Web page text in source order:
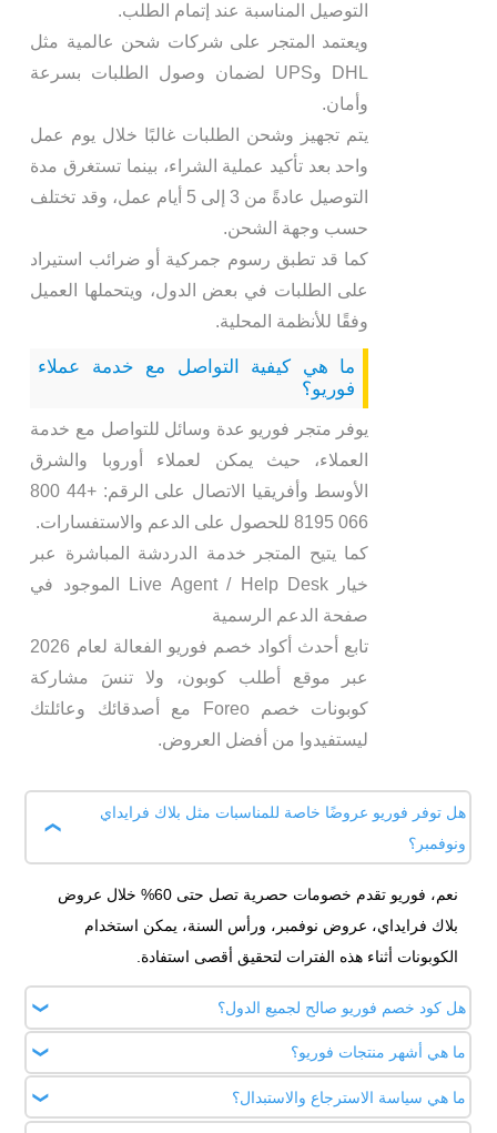
التوصيل المناسبة عند إتمام الطلب.
ويعتمد المتجر على شركات شحن عالمية مثل
DHL وUPS لضمان وصول الطلبات بسرعة
وأمان.
يتم تجهيز وشحن الطلبات غالبًا خلال يوم عمل
واحد بعد تأكيد عملية الشراء، بينما تستغرق مدة
التوصيل عادةً من 3 إلى 5 أيام عمل، وقد تختلف
حسب وجهة الشحن.
كما قد تطبق رسوم جمركية أو ضرائب استيراد
على الطلبات في بعض الدول، ويتحملها العميل
وفقًا للأنظمة المحلية.
ما هي كيفية التواصل مع خدمة عملاء
فوريو؟
يوفر متجر فوريو عدة وسائل للتواصل مع خدمة
العملاء، حيث يمكن لعملاء أوروبا والشرق
الأوسط وأفريقيا الاتصال على الرقم: +44 800
066 8195 للحصول على الدعم والاستفسارات.
كما يتيح المتجر خدمة الدردشة المباشرة عبر
خيار Live Agent / Help Desk الموجود في
صفحة الدعم الرسمية
تابع أحدث أكواد خصم فوريو الفعالة لعام 2026
عبر موقع أطلب كوبون، ولا تنسَ مشاركة
كوبونات خصم Foreo مع أصدقائك وعائلتك
ليستفيدوا من أفضل العروض.
هل توفر فوريو عروضًا خاصة للمناسبات مثل بلاك فرايداي
ونوفمبر؟
نعم، فوريو تقدم خصومات حصرية تصل حتى 60% خلال عروض
بلاك فرايداي، عروض نوفمبر، ورأس السنة، يمكن استخدام
الكوبونات أثناء هذه الفترات لتحقيق أقصى استفادة.
هل كود خصم فوريو صالح لجميع الدول؟
معظم أكواد الخصم صالحة للطلب أونلاين إلى السعودية، الإمارات،
والكويت، ولكن ننصحك بالتأكد من الشروط حسب بلد الشحن قبل
إتمام عملية الدفع.
ما هي أشهر منتجات فوريو؟
ما هي سياسة الاسترجاع والاستبدال؟